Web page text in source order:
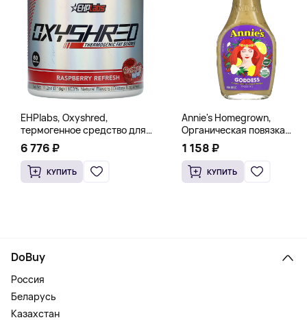
EHPlabs, Oxyshred,
термогенное средство для
сжигания жира, малиновое
освежение, 318 г (11,2 унции)
6 776 ₽
КУПИТЬ
Annie's Homegrown,
Органическая повязка
«Богиня», 236 мл (8 жидк.
унц.)
1 158 ₽
КУПИТЬ
DoBuy
Россия
Беларусь
Казахстан